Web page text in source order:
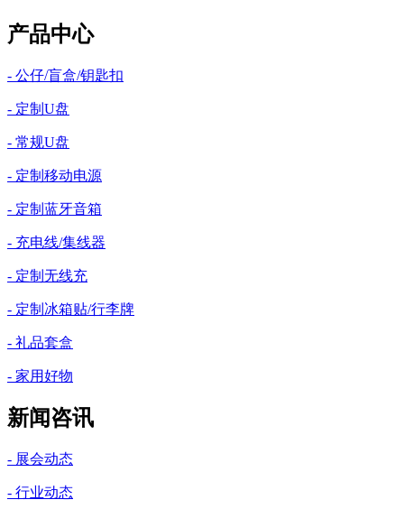
产品中心
- 公仔/盲盒/钥匙扣
- 定制U盘
- 常规U盘
- 定制移动电源
- 定制蓝牙音箱
- 充电线/集线器
- 定制无线充
- 定制冰箱贴/行李牌
- 礼品套盒
- 家用好物
新闻咨讯
- 展会动态
- 行业动态